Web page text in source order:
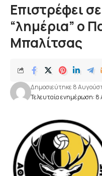
Επιστρέφει
“λημέρια” ο
Μπαλίτσας
Τελευταία ενημέρωση:
Δημοσιεύτηκε 8